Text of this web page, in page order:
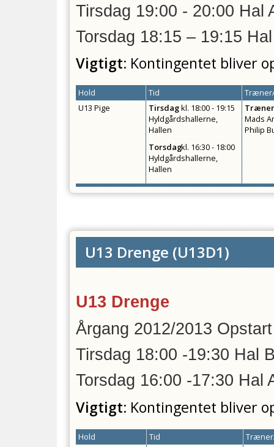
Tirsdag 19:00 - 20:00 Hal
Torsdag 18:15 – 19:15
Vigtigt: Kontingentet bliver
Hold Tid
U13 Pige
Tirsdagkl. 18:00 - 19:15
Hyldgårdshallerne,
Hallen
Torsdagkl. 16:30 - 18:00
Hyldgårdshallerne,
Hallen
Mads
Philip
U13 Drenge (U13D1)
U13 Drenge
Årgang 2012/2013
Tirsdag 18:00 -19:30 Hal
Torsdag 16:00 -
Vigtigt: Kontingentet bliver
Hold Tid